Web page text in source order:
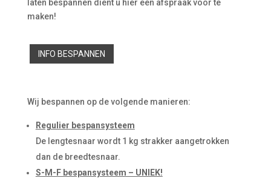
laten bespannen dient u hier een afspraak voor te
maken!
INFO BESPANNEN
Wij bespannen op de volgende manieren:
Regulier bespansysteem
De lengtesnaar wordt 1 kg strakker aangetrokken
dan de breedtesnaar.
S-M-F bespansysteem – UNIEK!